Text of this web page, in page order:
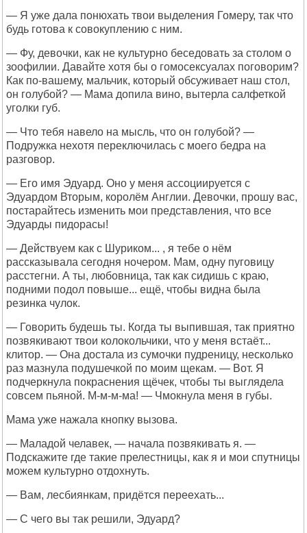
— Я уже дала понюхать твои выделения Гомеру, так что
будь готова к совокуплению с ним.
— Фу, девочки, как не культурно беседовать за столом о
зоофилии. Давайте хотя бы о гомосексуалах поговорим?
Как по-вашему, мальчик, который обсуживает наш стол,
он голубой? — Мама допила вино, вытерла салфеткой
уголки губ.
— Что тебя навело на мысль, что он голубой? —
Подружка нехотя переключилась с моего бедра на
разговор.
— Его имя Эдуард. Оно у меня ассоциируется с
Эдуардом Вторым, королём Англии. Девочки, прошу вас,
постарайтесь изменить мои представления, что все
Эдуарды пидорасы!
— Действуем как с Шуриком... , я тебе о нём
рассказывала сегодня ночером. Мам, одну пуговицу
расстегни. А ты, любовница, так как сидишь с краю,
подними подол повыше... ещё, чтобы видна была
резинка чулок.
— Говорить будешь ты. Когда ты выпившая, так приятно
позвякивают твои колокольчики, что у меня встаёт...
клитор. — Она достала из сумочки пудреницу, несколько
раз мазнула подушечкой по моим щекам. — Вот. Я
подчеркнула покраснения щёчек, чтобы ты выглядела
совсем пьяной. М-м-м-ма! — Чмокнула меня в губы.
Мама уже нажала кнопку вызова.
— Маладой челавек, — начала позвякивать я. —
Подскажите где такие прелестницы, как я и мои спутницы
можем культурно отдохнуть.
— Вам, лесбиянкам, придётся переехать...
— С чего вы так решили, Эдуард?